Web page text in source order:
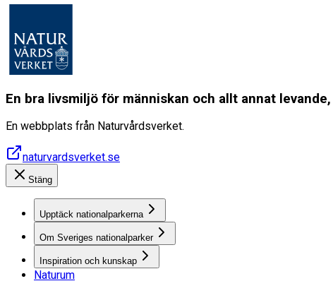
En bra livsmiljö för människan och allt annat
En webbplats från Naturvårdsverket.
naturvardsverket.se
Stäng
Upptäck nationalparkerna
Om Sveriges nationalparker
Inspiration och kunskap
Naturum